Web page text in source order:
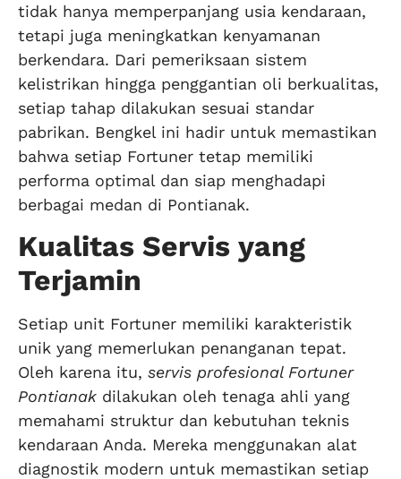
tidak hanya memperpanjang usia kendaraan,
tetapi juga meningkatkan kenyamanan
berkendara. Dari pemeriksaan sistem
kelistrikan hingga penggantian oli berkualitas,
setiap tahap dilakukan sesuai standar
pabrikan. Bengkel ini hadir untuk memastikan
bahwa setiap Fortuner tetap memiliki
performa optimal dan siap menghadapi
berbagai medan di Pontianak.
Kualitas Servis yang
Terjamin
Setiap unit Fortuner memiliki karakteristik
unik yang memerlukan penanganan tepat.
Oleh karena itu, servis profesional Fortuner
Pontianak dilakukan oleh tenaga ahli yang
memahami struktur dan kebutuhan teknis
kendaraan Anda. Mereka menggunakan alat
diagnostik modern untuk memastikan setiap